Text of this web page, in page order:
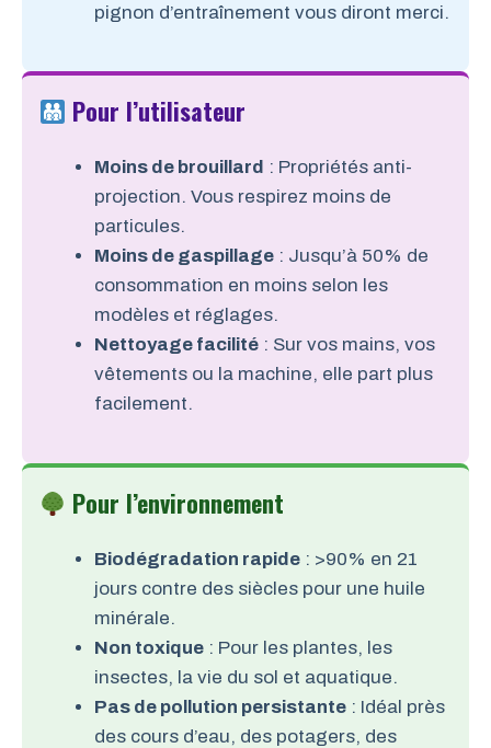
pignon d’entraînement vous diront merci.
Pour l’utilisateur
Moins de brouillard : Propriétés anti-
projection. Vous respirez moins de
particules.
Moins de gaspillage : Jusqu’à 50% de
consommation en moins selon les
modèles et réglages.
Nettoyage facilité : Sur vos mains, vos
vêtements ou la machine, elle part plus
facilement.
Pour l’environnement
Biodégradation rapide : >90% en 21
jours contre des siècles pour une huile
minérale.
Non toxique : Pour les plantes, les
insectes, la vie du sol et aquatique.
Pas de pollution persistante : Idéal près
des cours d’eau, des potagers, des